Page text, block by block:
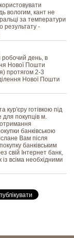
вологим, кант не
за температури
результату -
робочий день, в
Нової Пошти
протягом 2-3
Нової Пошти
кур'єру готівкою під
покупців м.
банківською
Вам після
банківським
свій Інтернет банк,
всіма необхідними